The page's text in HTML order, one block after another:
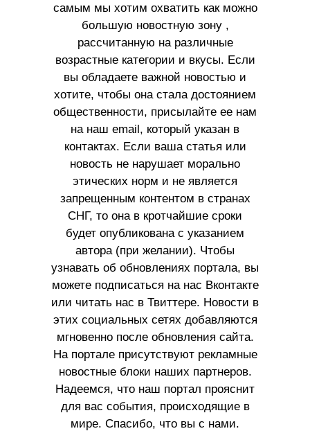
самым мы хотим охватить как можно
большую новостную зону ,
рассчитанную на различные
возрастные категории и вкусы. Если
вы обладаете важной новостью и
хотите, чтобы она стала достоянием
общественности, присылайте ее нам
на наш email, который указан в
контактах. Если ваша статья или
новость не нарушает морально
этических норм и не является
запрещенным контентом в странах
СНГ, то она в кротчайшие сроки
будет опубликована с указанием
автора (при желании). Чтобы
узнавать об обновлениях портала, вы
можете подписаться на нас Вконтакте
или читать нас в Твиттере. Новости в
этих социальных сетях добавляются
мгновенно после обновления сайта.
На портале присутствуют рекламные
новостные блоки наших партнеров.
Надеемся, что наш портал прояснит
для вас события, происходящие в
мире. Спасибо, что вы с нами.